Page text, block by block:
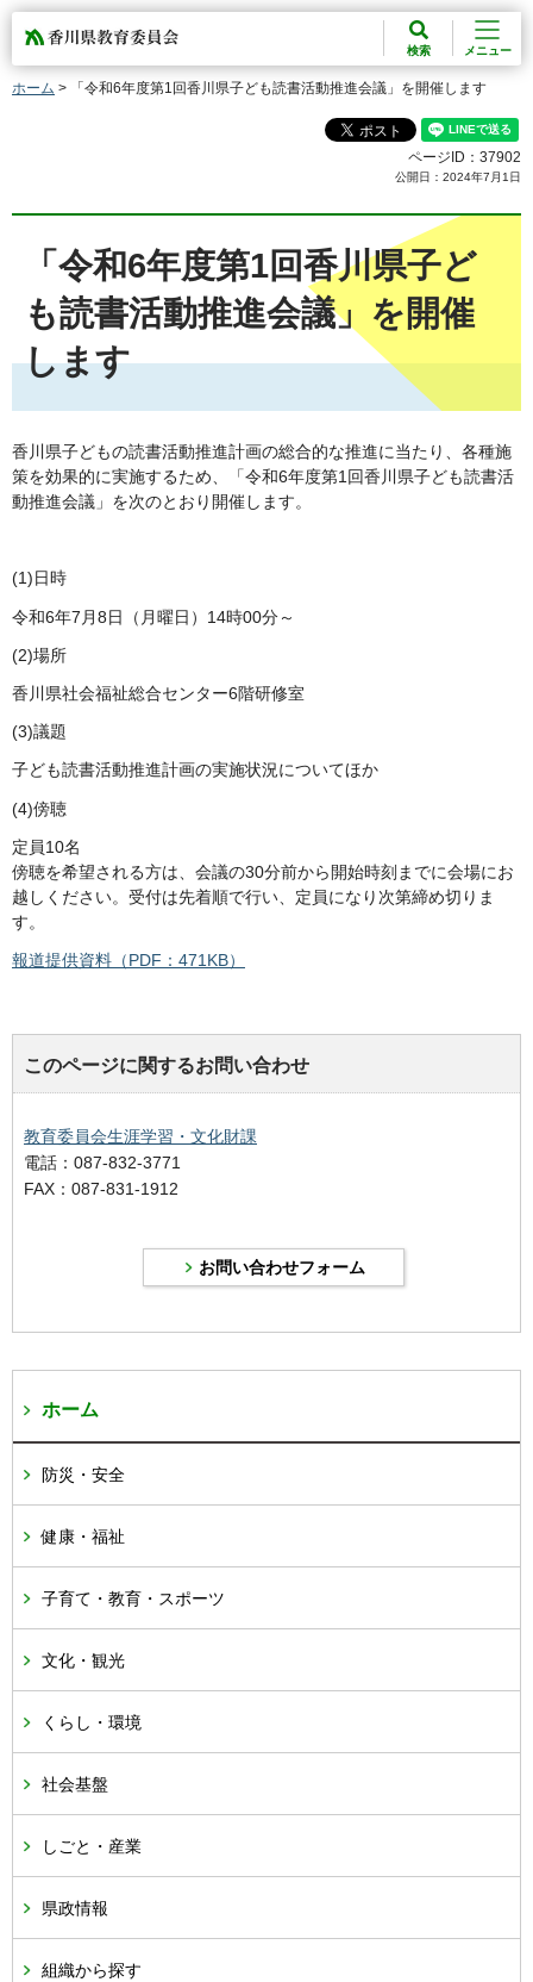
香川県教育委員会
検索 メニュー
ホーム > 「令和6年度第1回香川県子ども読書活動推進会議」を開催します
ページID：37902
公開日：2024年7月1日
「令和6年度第1回香川県子ど
も読書活動推進会議」を開催
します
香川県子どもの読書活動推進計画の総合的な推進に当たり、各種施
策を効果的に実施するため、「令和6年度第1回香川県子ども読書活
動推進会議」を次のとおり開催します。
(1)日時
令和6年7月8日（月曜日）14時00分～
(2)場所
香川県社会福祉総合センター6階研修室
(3)議題
子ども読書活動推進計画の実施状況についてほか
(4)傍聴
定員10名
傍聴を希望される方は、会議の30分前から開始時刻までに会場にお
越しください。受付は先着順で行い、定員になり次第締め切りま
す。
報道提供資料（PDF：471KB）
このページに関するお問い合わせ
教育委員会生涯学習・文化財課
電話：087-832-3771
FAX：087-831-1912
ホーム
防災・安全
健康・福祉
子育て・教育・スポーツ
文化・観光
くらし・環境
社会基盤
しごと・産業
県政情報
組織から探す